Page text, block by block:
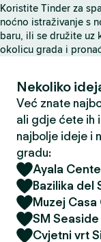
Koristite Tinder za
noćno istraživanje s
baru, ili se družite uz
okolicu grada i
Nekoliko
Već znate
ali gdje ćete ih
najbolje ideje i
gradu:
Ayala
Bazilika del
Muzej
SM
Cvjetni vrt